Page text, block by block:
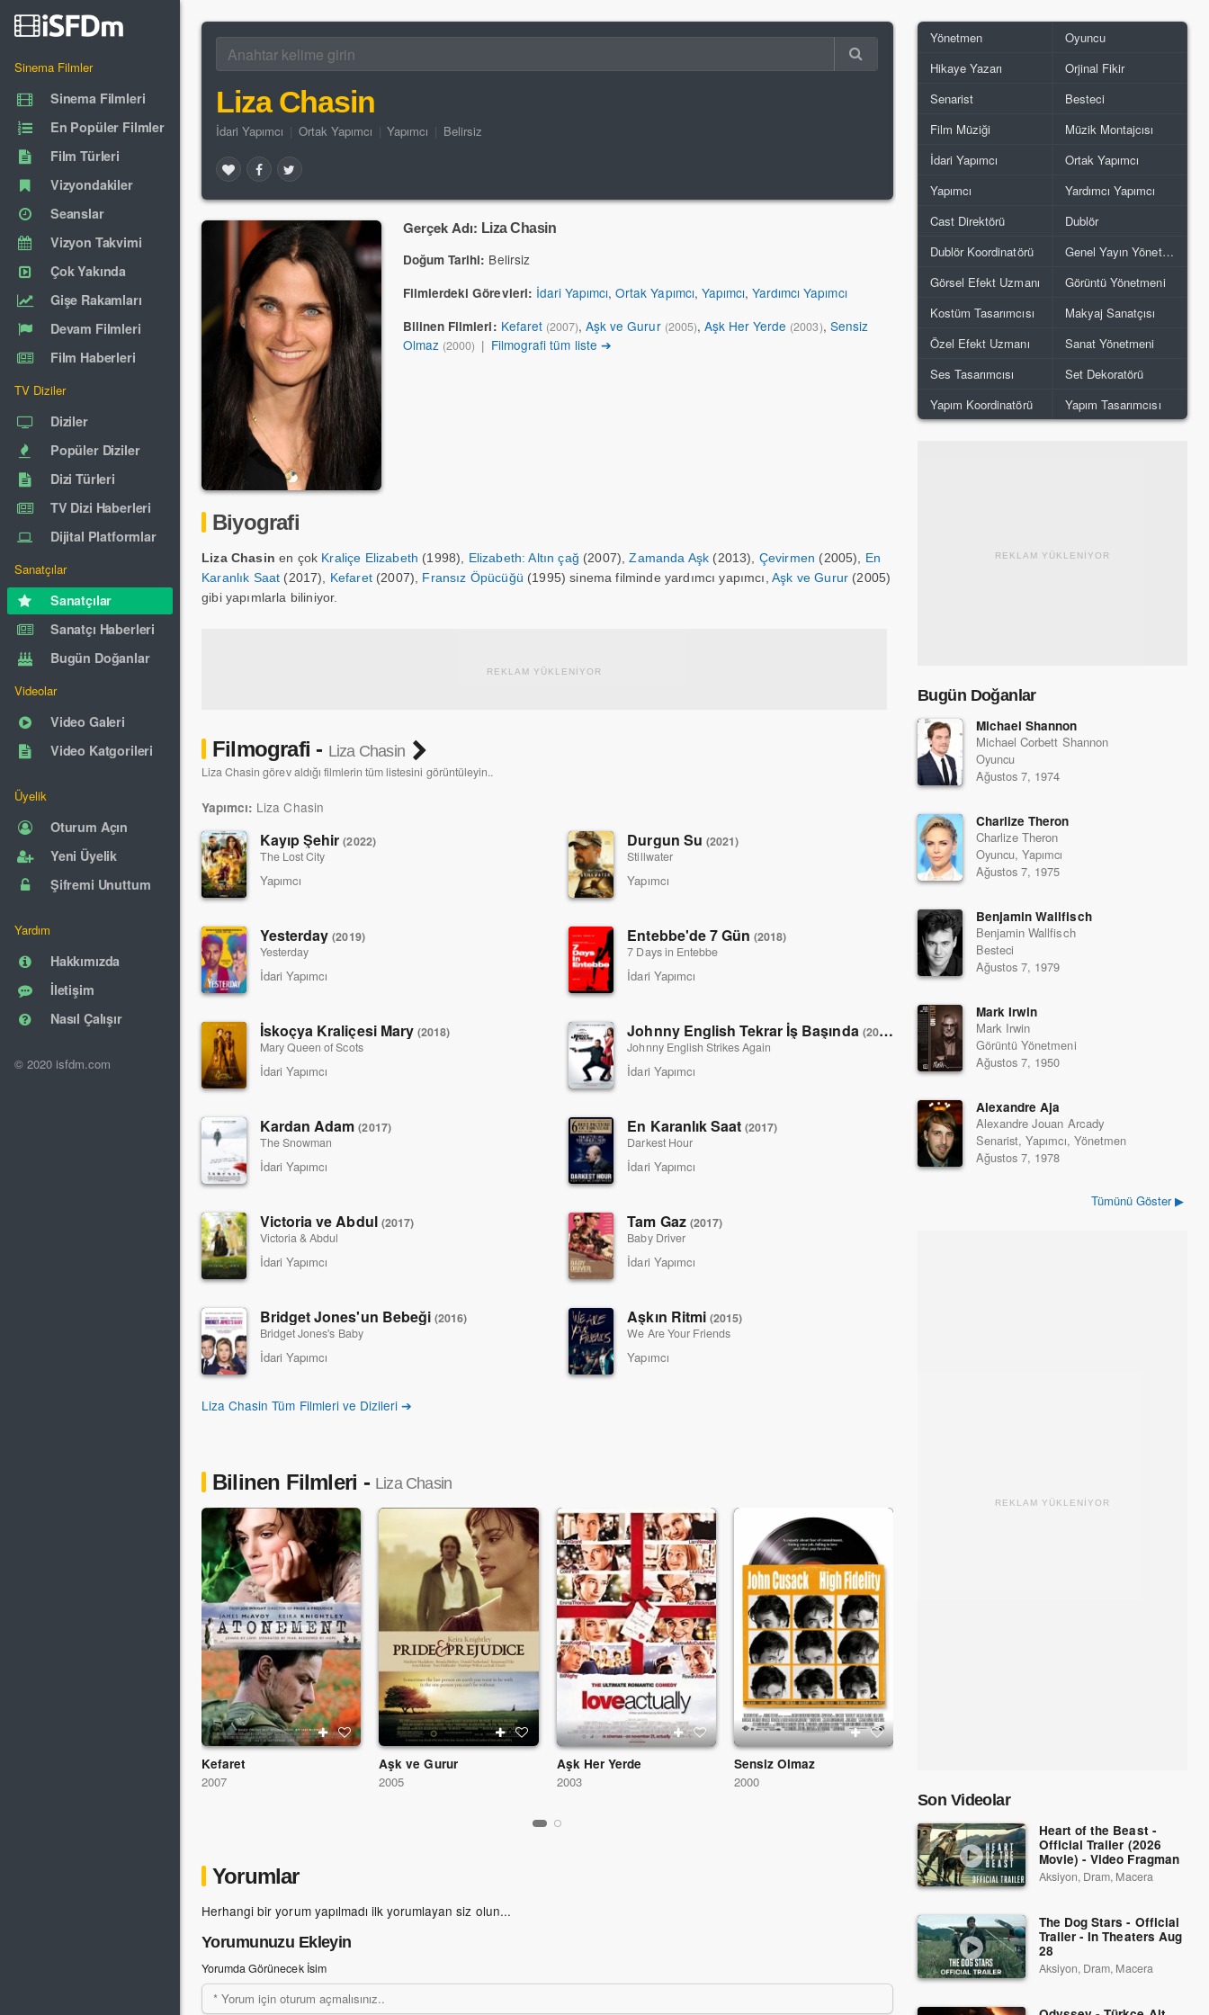
Sinema Filmler
Sinema Filmleri
En Popüler Filmler
Film Türleri
Vizyondakiler
Seanslar
Vizyon Takvimi
Çok Yakında
Gişe Rakamları
Devam Filmleri
Film Haberleri
TV Diziler
Diziler
Popüler Diziler
Dizi Türleri
TV Dizi Haberleri
Dijital Platformlar
Sanatçılar
Sanatçılar
Sanatçı Haberleri
Bugün Doğanlar
Videolar
Video Galeri
Video Katgorileri
Üyelik
Oturum Açın
Yeni Üyelik
Şifremi Unuttum
Yardım
Hakkımızda
İletişim
Nasıl Çalışır
© 2020 isfdm.com
Liza Chasin
İdari Yapımcı Ortak Yapımcı Yapımcı Belirsiz
Gerçek Adı: Liza Chasin
Doğum Tarihi: Belirsiz
Filmlerdeki Görevleri: İdari Yapımcı,Ortak Yapımcı, Yapımcı,Yardımcı Yapımcı
Bilinen Filmleri: Kefaret (2007),Aşk ve Gurur (2005), Aşk Her Yerde (2003), Sensiz
Olmaz (2000) | Filmografi tüm liste ➔
Biyografi
Liza Chasin en çok Kraliçe Elizabeth (1998), Elizabeth: Altın çağ (2007),Zamanda Aşk (2013), Çevirmen (2005), En
Karanlık Saat (2017), Kefaret(2007), Fransız Öpücüğü (1995) sinema filminde yardımcı yapımcı, Aşk ve Gurur (2005)
gibi yapımlarla biliniyor.
REKLAM YÜKLENİYOR
Filmografi - Liza Chasin
Liza Chasin görev aldığı filmlerin tüm listesini görüntüleyin..
Yapımcı: Liza Chasin
Kayıp Şehir(2022)
The Lost City
Yapımcı
Durgun Su (2021)
Stillwater
Yapımcı
Yesterday(2019)
Yesterday
İdari Yapımcı
Entebbe'de 7 Gün(2018)
7 Days in Entebbe
İdari Yapımcı
İskoçya Kraliçesi Mary (2018)
Mary Queen of Scots
İdari Yapımcı
Johnny English Tekrar İş Başında (2018)
Johnny English Strikes Again
İdari Yapımcı
Kardan Adam(2017)
The Snowman
İdari Yapımcı
En Karanlık Saat(2017)
Darkest Hour
İdari Yapımcı
Victoria ve Abdul (2017)
Victoria & Abdul
İdari Yapımcı
Tam Gaz (2017)
Baby Driver
İdari Yapımcı
Bridget Jones'un Bebeği (2016)
Bridget Jones's Baby
İdari Yapımcı
Aşkın Ritmi (2015)
We Are Your Friends
Yapımcı
Liza Chasin Tüm Filmleri ve Dizileri ➔
Bilinen Filmleri - Liza Chasin
Kefaret
2007
Aşk ve Gurur
2005
Aşk Her Yerde
2003
Sensiz Olmaz
2000
Yorumlar
Herhangi bir yorum yapılmadı ilk yorumlayan siz olun...
Yorumunuzu Ekleyin
Yorumda Görünecek İsim
Yönetmen
Oyuncu
Hikaye Yazarı
Orjinal Fikir
Senarist
Besteci
Film Müziği
Müzik Montajcısı
İdari Yapımcı
Ortak Yapımcı
Yapımcı
Yardımcı Yapımcı
Cast Direktörü
Dublör
Dublör Koordinatörü
Genel Yayın Yönetmeni
Görsel Efekt Uzmanı
Görüntü Yönetmeni
Kostüm Tasarımcısı
Makyaj Sanatçısı
Özel Efekt Uzmanı
Sanat Yönetmeni
Ses Tasarımcısı
Set Dekoratörü
Yapım Koordinatörü
Yapım Tasarımcısı
REKLAM YÜKLENİYOR
Bugün Doğanlar
Michael Shannon
Michael Corbett Shannon
Oyuncu
Ağustos 7, 1974
Charlize Theron
Charlize Theron
Oyuncu, Yapımcı
Ağustos 7, 1975
Benjamin Wallfisch
Benjamin Wallfisch
Besteci
Ağustos 7, 1979
Mark Irwin
Mark Irwin
Görüntü Yönetmeni
Ağustos 7, 1950
Alexandre Aja
Alexandre Jouan Arcady
Senarist, Yapımcı, Yönetmen
Ağustos 7, 1978
Tümünü Göster ▶
REKLAM YÜKLENİYOR
Son Videolar
Heart of the Beast -
Official Trailer (2026
Movie) - Video Fragman
Aksiyon, Dram, Macera
The Dog Stars - Official
Trailer - In Theaters Aug
28
Aksiyon, Dram, Macera